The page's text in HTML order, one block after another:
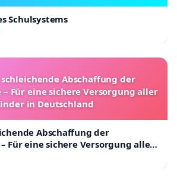
Schulsystems
Abschaffung der
Für eine sichere Versorgung aller
in Deutschland
Abschaffung der
Für eine sichere Versorgung aller